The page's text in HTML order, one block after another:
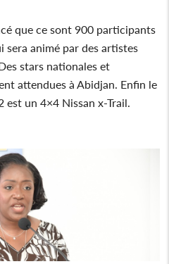
que ce sont 900 participants
sera animé par des artistes
stars nationales et
attendues à Abidjan. Enfin le
un 4×4 Nissan x-Trail.